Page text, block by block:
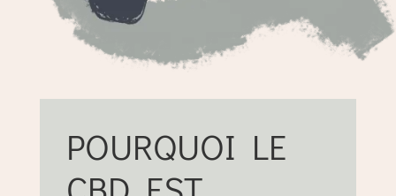
POURQUOI LE